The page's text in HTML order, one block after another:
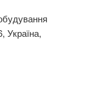
Україна,